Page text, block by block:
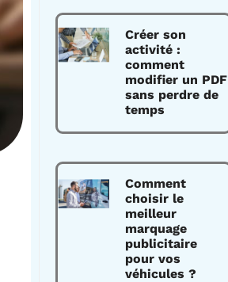
Créer son
activité :
comment
modifier un PDF
sans perdre de
temps
Comment
choisir le
meilleur
marquage
publicitaire
pour vos
véhicules ?